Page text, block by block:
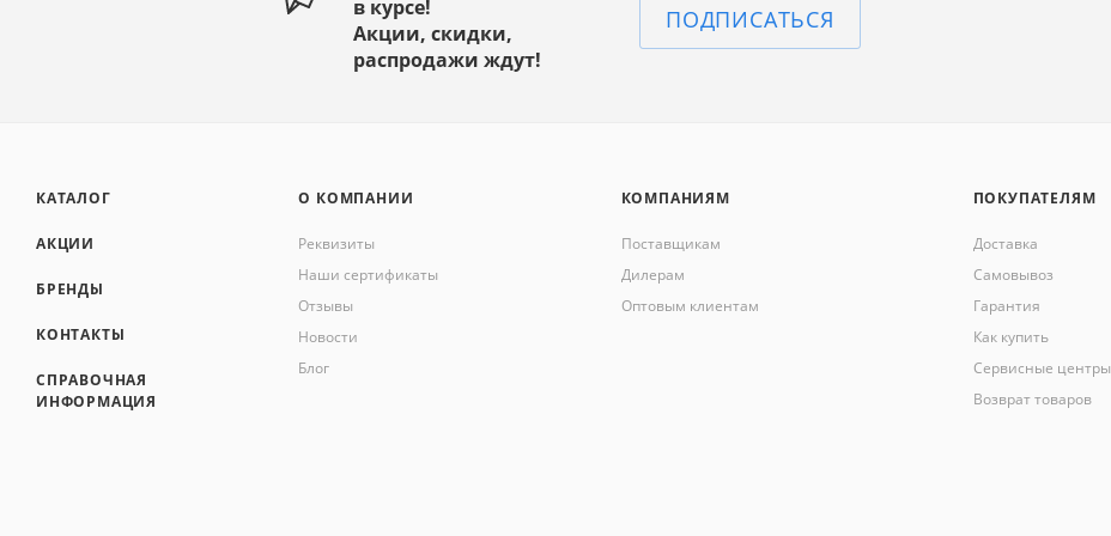
в курсе!
Акции, скидки,
распродажи ждут!
ПОДПИСАТЬСЯ
КАТАЛОГ
АКЦИИ
БРЕНДЫ
КОНТАКТЫ
СПРАВОЧНАЯ
ИНФОРМАЦИЯ
О КОМПАНИИ
Реквизиты
Наши сертификаты
Отзывы
Новости
Блог
КОМПАНИЯМ
Поставщикам
Дилерам
Оптовым клиентам
ПОКУПАТЕЛЯМ
Доставка
Самовывоз
Гарантия
Как купить
Сервисные центры
Возврат товаров